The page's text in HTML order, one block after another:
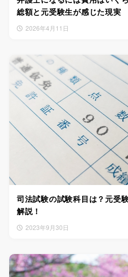
総額と元受験生が感じた現実
2026年4月11日
司法試験の試験科目は？元受
解説！
2023年9月30日